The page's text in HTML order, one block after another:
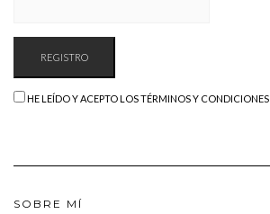
HE LEÍDO Y ACEPTO LOS TÉRMINOS Y CONDICIONES
SOBRE MÍ